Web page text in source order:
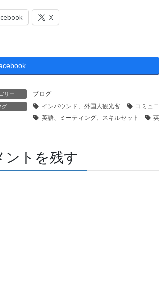
X
リー ブログ
グ インバウンド、外国人観光客 コミュ
英語、ミーティング、スキルセット
ントを残す